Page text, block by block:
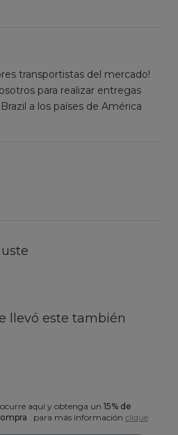
transportistas del mercado!
para realizar entregas
a los países de América
llevó este también
aquí y obtenga un 15% de
. para más información clique